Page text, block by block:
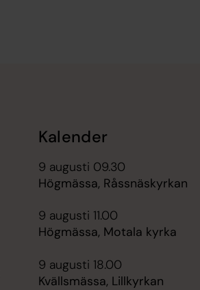
Kalender
9 augusti 09.30
Högmässa, Råssnäskyrkan
9 augusti 11.00
Högmässa, Motala kyrka
9 augusti 18.00
Kvällsmässa, Lillkyrkan